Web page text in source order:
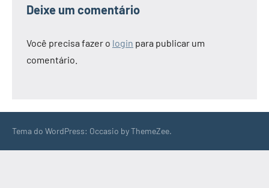
Deixe um comentário
Você precisa fazer o login para publicar um
comentário.
Tema do WordPress: Occasio by ThemeZee.